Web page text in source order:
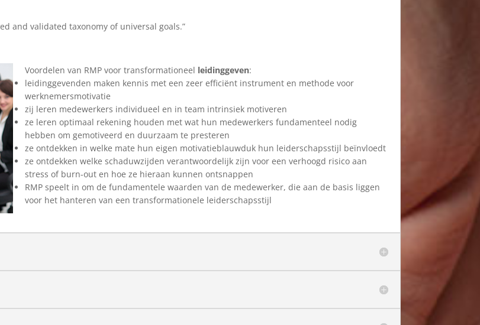
and validated taxonomy of universal goals.”
Voordelen van RMP voor transformationeel leidinggeven:
leidinggevenden maken kennis met een zeer efficiënt instrument en methode voor
werknemersmotivatie
zij leren medewerkers individueel en in team intrinsiek motiveren
ze leren optimaal rekening houden met wat hun medewerkers fundamenteel nodig
hebben om gemotiveerd en duurzaam te presteren
ze ontdekken in welke mate hun eigen motivatieblauwduk hun leiderschapsstijl beïnvloedt
ze ontdekken welke schaduwzijden verantwoordelijk zijn voor een verhoogd risico aan
stress of burn-out en hoe ze hieraan kunnen ontsnappen
RMP speelt in om de fundamentele waarden van de medewerker, die aan de basis liggen
voor het hanteren van een transformationele leiderschapsstijl